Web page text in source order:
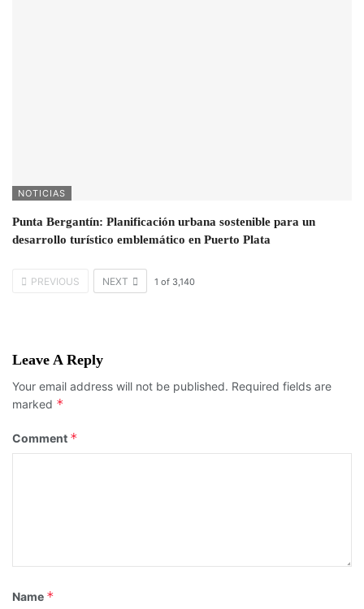
NOTICIAS
Punta Bergantín: Planificación urbana sostenible para un
desarrollo turístico emblemático en Puerto Plata
PREVIOUS NEXT 1 of 3,140
Leave A Reply
Your email address will not be published. Required fields are
marked *
Comment *
Name *